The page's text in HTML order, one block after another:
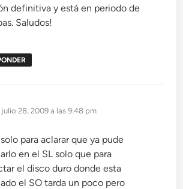
definitiva y está en periodo de
Saludos!
dice:
julio 28, 2009 a las 9:48 pm
para aclarar que ya pude
en el SL solo que para
el disco duro donde esta
el SO tarda un poco pero